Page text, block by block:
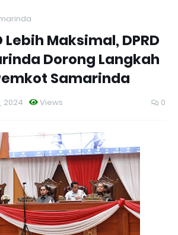
Lebih Maksimal, DPRD
Dorong Langkah
Samarinda
Views
2024 0